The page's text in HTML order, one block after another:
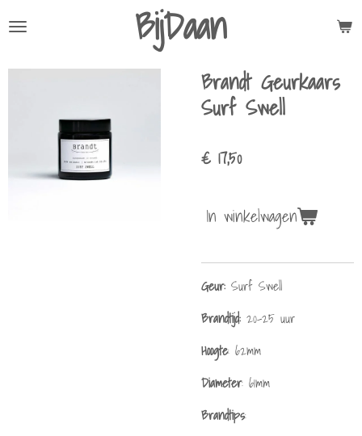
direct
BijDaan
Brandt Geurkaars
Surf Swell
€ 17,50
In winkelwagen
Geur: Surf Swell
Brandtijd: 20-25 uur
Hoogte: 62mm
Diameter: 61mm
Brandtips: